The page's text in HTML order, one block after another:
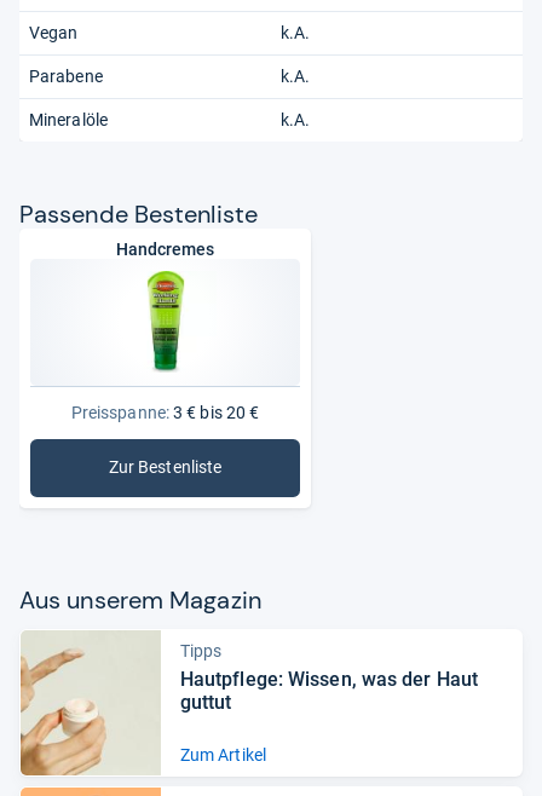
Vegan k.A.
Parabene k.A.
Mineralöle k.A.
Pas­sende Bes­ten­liste
Handcremes
Preisspanne:3 € bis 20 €
Zur Bestenliste
: Handcremes
Aus unse­rem Maga­zin
Tipps
Haut­pflege: Wis­sen, was der Haut
gut­tut
Zum Artikel